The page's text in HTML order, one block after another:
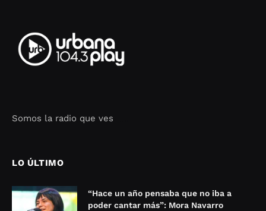
Somos la radio que ves
LO ÚLTIMO
“Hace un año pensaba que no iba a
poder cantar más”: Mora Navarro